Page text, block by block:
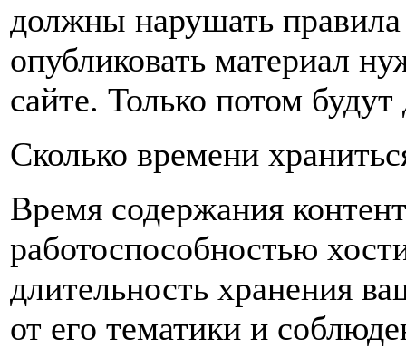
должны нарушать
опубликовать материал
сайте. Только потом
Сколько времени
Время содержания
работоспособностью
длительность хранения
от его тематики и